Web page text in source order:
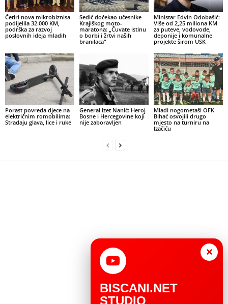
Četiri nova mikrobiznisa
podijelila 32.000 KM,
podrška za razvoj
poslovnih ideja mladih
Sedić dočekao učesnike
Krajiškog moto-
maratona: „Čuvate istinu
o borbi i žrtvi naših
branilaca“
Ministar Edvin Odobašić:
Više od 2,25 miliona KM
za puteve, vodovode,
deponije i komunalne
projekte širom USK
Porast povreda djece na
električnim romobilima:
Stradaju glava, lice i ruke
General Izet Nanić: Heroj
Bosne i Hercegovine koji
nije zaboravljen
Mladi nogometaši OFK
Bihać osvojili drugo
mjesto na turniru na
Izačiću
×
BISCANI.NET
STUDIO